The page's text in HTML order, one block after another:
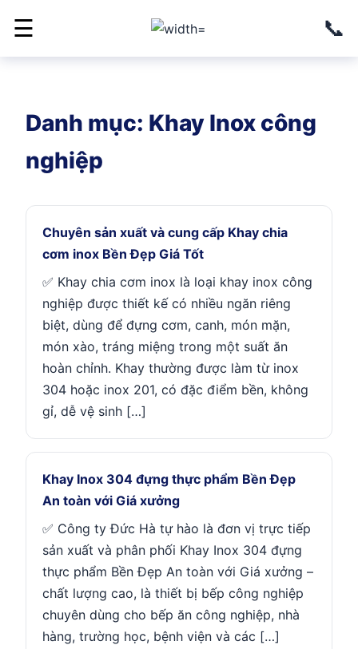
☰ 📞
Danh mục: Khay Inox công
nghiệp
Chuyên sản xuất và cung cấp Khay chia
cơm inox Bền Đẹp Giá Tốt
✅ Khay chia cơm inox là loại khay inox công
nghiệp được thiết kế có nhiều ngăn riêng
biệt, dùng để đựng cơm, canh, món mặn,
món xào, tráng miệng trong một suất ăn
hoàn chỉnh. Khay thường được làm từ inox
304 hoặc inox 201, có đặc điểm bền, không
gỉ, dễ vệ sinh […]
Khay Inox 304 đựng thực phẩm Bền Đẹp
An toàn với Giá xưởng
✅ Công ty Đức Hà tự hào là đơn vị trực tiếp
sản xuất và phân phối Khay Inox 304 đựng
thực phẩm Bền Đẹp An toàn với Giá xưởng –
chất lượng cao, là thiết bị bếp công nghiệp
chuyên dùng cho bếp ăn công nghiệp, nhà
hàng, trường học, bệnh viện và các […]